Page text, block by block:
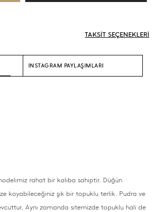
TAKSİT SEÇENEKLERİ
INSTAGRAM PAYLAŞIMLARI
rahat bir kalıba sahiptir. Düğün
koyabileceğiniz şık bir topuklu terlik. Pudra ve
Aynı zamanda sitemizde topuklu hali de